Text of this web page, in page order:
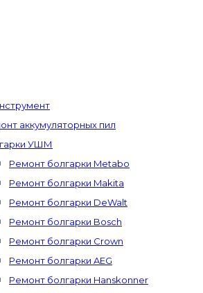
аккумуляторных пил
УШМ
Ремонт болгарки Metabo
Ремонт болгарки Makita
Ремонт болгарки DeWalt
Ремонт болгарки Bosch
Ремонт болгарки Crown
Ремонт болгарки AEG
Ремонт болгарки Hanskonner